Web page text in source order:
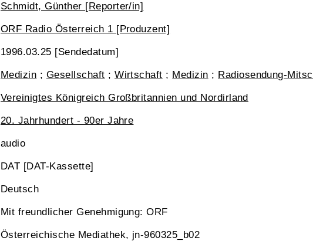
Schmidt, Günther [Reporter/in]
ORF Radio Österreich 1 [Produzent]
1996.03.25 [Sendedatum]
Medizin ; Gesellschaft ;Wirtschaft ; Medizin ; Radiosendung-
Vereinigtes Königreich Großbritannien und Nordirland
20. Jahrhundert - 90er Jahre
audio
DAT [DAT-Kassette]
Deutsch
Mit freundlicher Genehmigung: ORF
Österreichische Mediathek, jn-960325_b02